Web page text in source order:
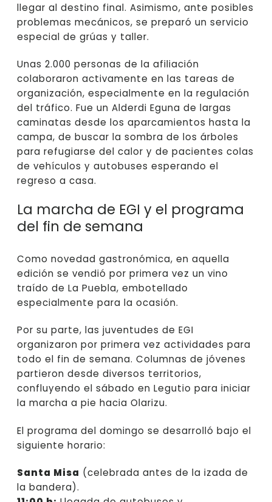
llegar al destino final. Asimismo, ante posibles
problemas mecánicos, se preparó un servicio
especial de grúas y taller.
Unas 2.000 personas de la afiliación
colaboraron activamente en las tareas de
organización, especialmente en la regulación
del tráfico. Fue un Alderdi Eguna de largas
caminatas desde los aparcamientos hasta la
campa, de buscar la sombra de los árboles
para refugiarse del calor y de pacientes colas
de vehículos y autobuses esperando el
regreso a casa.
La marcha de EGI y el programa
del fin de semana
Como novedad gastronómica, en aquella
edición se vendió por primera vez un vino
traído de La Puebla, embotellado
especialmente para la ocasión.
Por su parte, las juventudes de EGI
organizaron por primera vez actividades para
todo el fin de semana. Columnas de jóvenes
partieron desde diversos territorios,
confluyendo el sábado en Legutio para iniciar
la marcha a pie hacia Olarizu.
El programa del domingo se desarrolló bajo el
siguiente horario:
Santa Misa (celebrada antes de la izada de
la bandera).